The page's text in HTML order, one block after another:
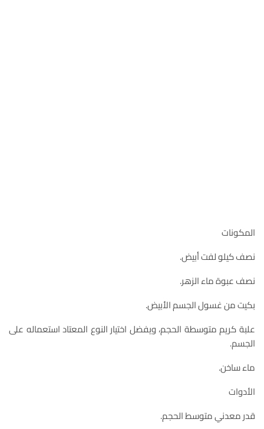
المكونات
نصف كيلو لفت أبيض.
نصف عبوة ماء الزهر.
بكيت من غسول الجسم الأبيض.
علبة كريم متوسطة الحجم، ويفضل اختيار النوع المعتاد استعماله على
الجسم.
ماء ساخن.
الأدوات
قدر معدني متوسط الحجم.